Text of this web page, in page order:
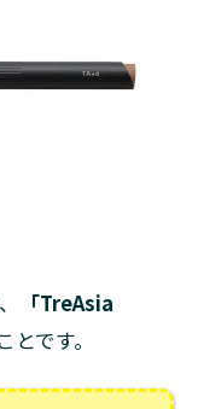
「TreAsia
とです。